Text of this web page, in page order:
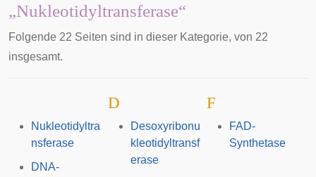
„Nukleotidyltransferase“
Folgende 22 Seiten sind in dieser Kategorie, von 22
insgesamt.
Nukleotidyltra
nsferase
DNA-
D
Desoxyribonu
kleotidyltransf
erase
F
FAD-
Synthetase